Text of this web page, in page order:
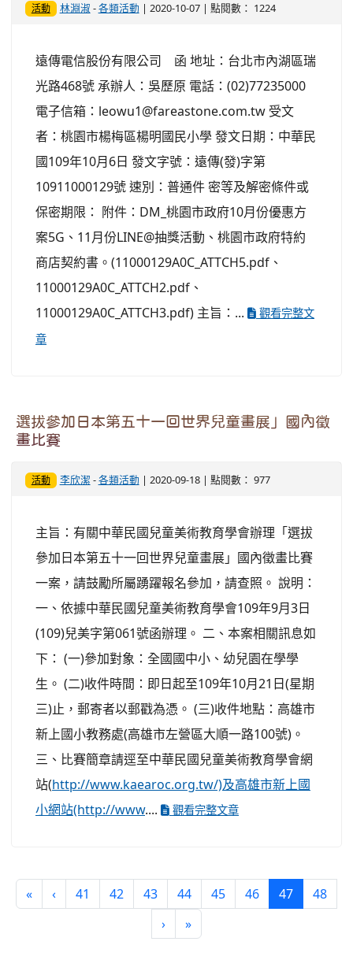
活動 林淵淑 -各類活動 | 2020-10-07 | 點閱數： 1224
遠傳電信股份有限公司 函 地址：台北市內湖區瑞
光路468號 承辦人：吳歷原 電話：(02)77235000
電子信箱：leowu1@fareastone.com.tw 受文
者：桃園市楊梅區楊明國民小學 發文日期：中華民
國109年10月6日 發文字號：遠傳(發)字第
10911000129號 速別：普通件 密等及解密條件或
保密期限： 附件：DM_桃園市政府10月份優惠方
案5G、11月份LINE@抽獎活動、桃園市政府特約
商店契約書。(11000129A0C_ATTCH5.pdf、
11000129A0C_ATTCH2.pdf、
11000129A0C_ATTCH3.pdf) 主旨：...
觀看完整文
章
選拔參加日本第五十一回世界兒童畫展」國內徵
畫比賽
活動 李欣潔 -各類活動 | 2020-09-18 | 點閱數： 977
主旨：有關中華民國兒童美術教育學會辦理「選拔
參加日本第五十一回世界兒童畫展」國內徵畫比賽
一案，請鼓勵所屬踴躍報名參加，請查照。 說明：
一、依據中華民國兒童美術教育學會109年9月3日
(109)兒美字第061號函辦理。 二、本案相關訊息如
下： (一)參加對象：全國國中小、幼兒園在學學
生。 (二)收件時間：即日起至109年10月21日(星期
三)止，郵寄者以郵戳為憑。 (三)收件地點：高雄市
新上國小教務處(高雄市左營區大順一路100號)。
三、比賽簡章請逕至中華民國兒童美術教育學會網
站(http://www.kaearoc.org.tw/)及高雄市新上國
小網站(http://www.... 觀看完整文章
« ‹ 41 42 43 44 45 46 47(current)
48
›
»